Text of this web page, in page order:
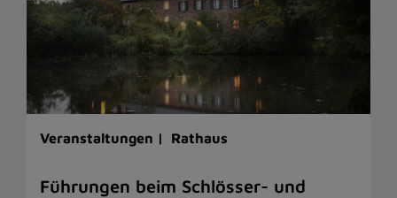
Veranstaltungen | Rathaus
Führungen beim Schlösser- und